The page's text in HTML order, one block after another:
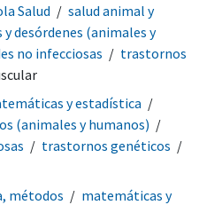
Salud
salud animal y
desórdenes (animales y
no infecciosas
trastornos
y estadística
(animales y humanos)
trastornos genéticos
métodos
matemáticas y